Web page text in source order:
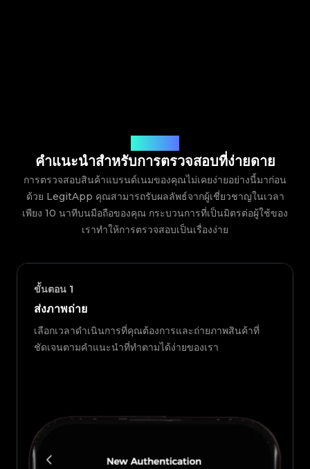
คำแนะนำสำหรับการตรวจสอบที่ง่ายดาย
การตรวจสอบสินค้าแบรนด์เนมของคุณไม่เคยง่ายอย่างนี้มาก่อน
ด้วย LegitApp คุณสามารถรับผลลัพธ์จากผู้เชี่ยวชาญในเวลา
เพียง 10 นาทีบนมือถือของคุณ กระบวนการที่เป็นมิตรต่อผู้ใช้ของ
เราทำให้การตรวจสอบเป็นเรื่องง่าย
ขั้นตอน 1
ส่งภาพถ่าย
เลือกเวลาดำเนินการที่คุณต้องการและถ่ายภาพสินค้าที่
ชัดเจนตามคำแนะนำที่ทำตามได้ง่ายของเรา